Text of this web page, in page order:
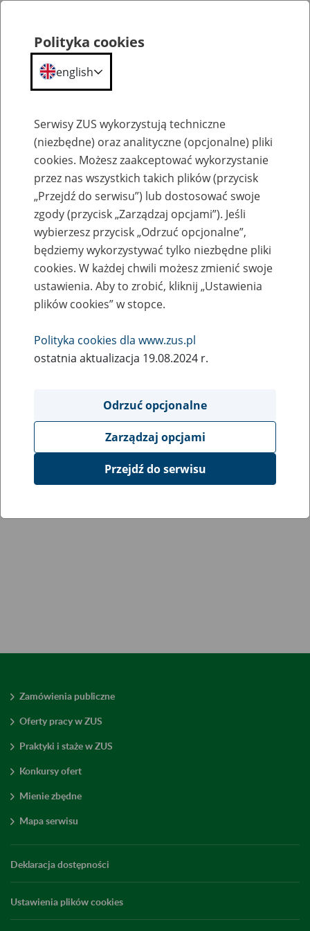
Kalendarium
Zamówienia publiczne
Oferty pracy w ZUS
Praktyki i staże w ZUS
Konkursy ofert
Mienie zbędne
Mapa serwisu
Deklaracja dostępności
Ustawienia plików cookies
Polityka cookies
english
Serwisy ZUS wykorzystują techniczne
(niezbędne) oraz analityczne (opcjonalne) pliki
cookies. Możesz zaakceptować wykorzystanie
przez nas wszystkich takich plików (przycisk
„Przejdź do serwisu”) lub dostosować swoje
zgody (przycisk „Zarządzaj opcjami”). Jeśli
wybierzesz przycisk „Odrzuć opcjonalne”,
będziemy wykorzystywać tylko niezbędne pliki
cookies. W każdej chwili możesz zmienić swoje
ustawienia. Aby to zrobić, kliknij „Ustawienia
plików cookies” w stopce.
Polityka cookies dla www.zus.pl
ostatnia aktualizacja 19.08.2024 r.
Odrzuć opcjonalne
Zarządzaj opcjami
Przejdź do serwisu